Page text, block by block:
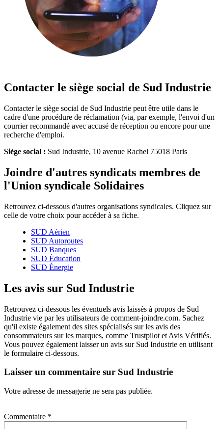
Contacter le siège social de Sud Industrie
Contacter le siège social de Sud Industrie peut être utile dans le
cadre d'une procédure de réclamation (via, par exemple, l'envoi d'un
courrier recommandé avec accusé de réception ou encore pour une
recherche d'emploi.
Siège social : Sud Industrie, 10 avenue Rachel 75018 Paris
Joindre d'autres syndicats membres de
l'Union syndicale Solidaires
Retrouvez ci-dessous d'autres organisations syndicales. Cliquez sur
celle de votre choix pour accéder à sa fiche.
SUD Aérien
SUD Autoroutes
SUD Banques
SUD Éducation
SUD Énergie
Les avis sur Sud Industrie
Retrouvez ci-dessous les éventuels avis laissés à propos de Sud
Industrie vie par les utilisateurs de comment-joindre.com. Sachez
qu'il existe également des sites spécialisés sur les avis des
consommateurs sur les marques, comme Trustpilot et Avis Vérifiés.
Vous pouvez également laisser un avis sur Sud Industrie en utilisant
le formulaire ci-dessous.
Laisser un commentaire sur Sud Industrie
Votre adresse de messagerie ne sera pas publiée.
Commentaire *